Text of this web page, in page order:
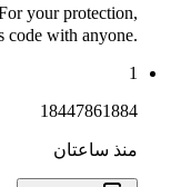
your protection,
code with anyone.
1
18447861884
منذ ساعتان